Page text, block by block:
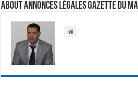
About Annonces légales Gazette du